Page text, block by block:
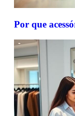
Por que